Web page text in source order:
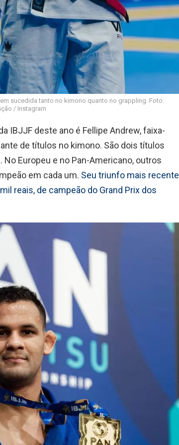
sucedida tanto no kimono quanto no grappling. Foto:
/ Instagram
IBJJF deste ano é Fellipe Andrew, faixa-
de títulos no kimono. São dois títulos
Europeu e no Pan-Americano, outros
em cada um. Seu triunfo mais recente
reais, de campeão do Grand Prix dos